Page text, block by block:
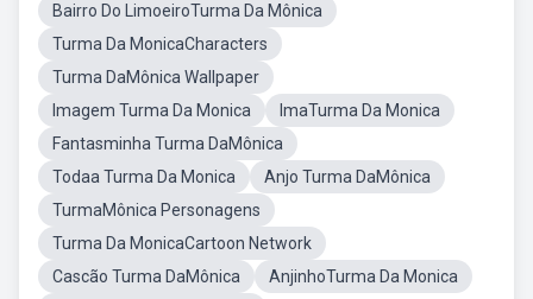
Bairro Do LimoeiroTurma Da Mônica
Turma Da MonicaCharacters
Turma DaMônica Wallpaper
Imagem Turma Da Monica
ImaTurma Da Monica
Fantasminha Turma DaMônica
Todaa Turma Da Monica
Anjo Turma DaMônica
TurmaMônica Personagens
Turma Da MonicaCartoon Network
Cascão Turma DaMônica
AnjinhoTurma Da Monica